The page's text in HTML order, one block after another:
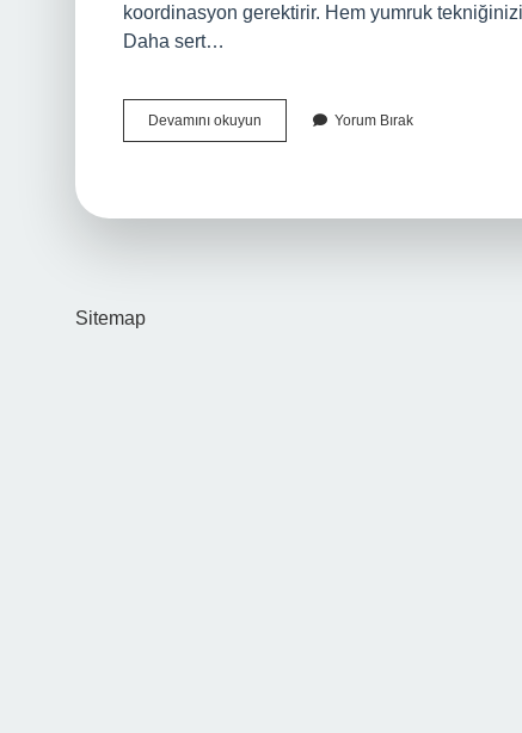
koordinasyon gerektirir. Hem yumruk
Daha sert…
Devamını okuyun
Yumruk
Yorum Bırak
Sitemap